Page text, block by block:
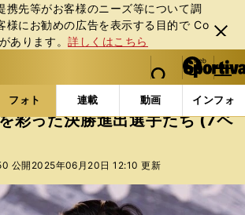
携先等がお客様のニーズ等について調
様にお勧めの広告を表⽰する⽬的で Co
あります。詳しくはこちら
閉じ
る
web Sportiva (webスポルティーバ)
検索
マイペ
ー
ジ
メニュ
フォト 連載 動画 インフォ
ー コラムフォト パールカップを彩
彩った決勝進出選手たち (7ペ
公開 2025年06月20日 12:10 更新